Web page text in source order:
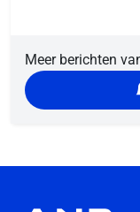
Meer berichten